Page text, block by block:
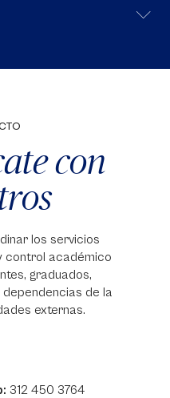
con
los servicios
control académico
graduados,
de la
externas.
312 450 3764